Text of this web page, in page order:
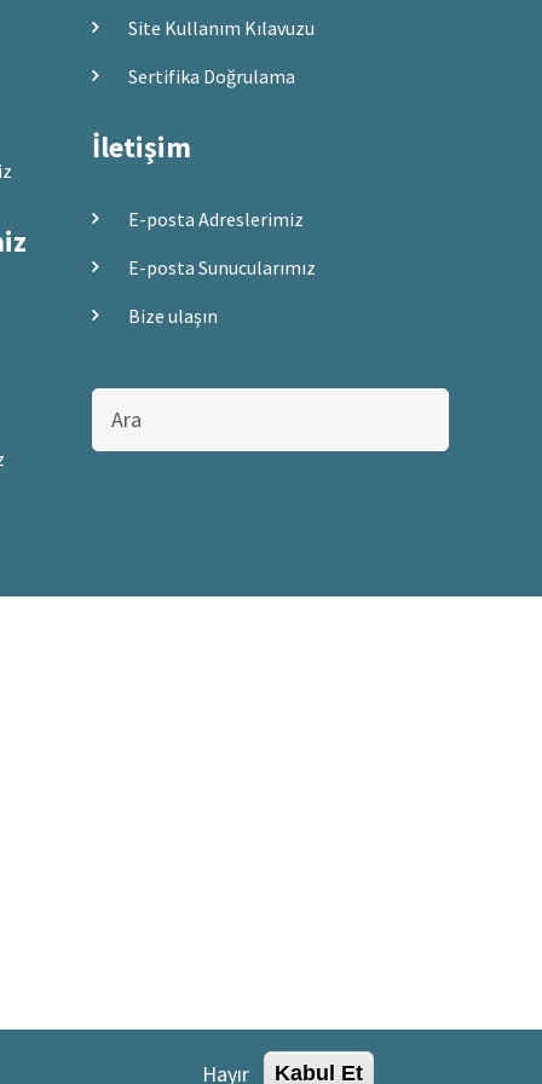
Site Kullanım Kılavuzu
Sertifika Doğrulama
İletişim
E-posta Adreslerimiz
E-posta Sunucularımız
Bize ulaşın
Bu
sitede
ara
Hayır Kabul Et